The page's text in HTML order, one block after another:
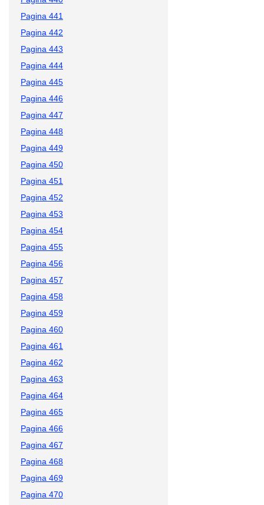
Pagina 441
Pagina 442
Pagina 443
Pagina 444
Pagina 445
Pagina 446
Pagina 447
Pagina 448
Pagina 449
Pagina 450
Pagina 451
Pagina 452
Pagina 453
Pagina 454
Pagina 455
Pagina 456
Pagina 457
Pagina 458
Pagina 459
Pagina 460
Pagina 461
Pagina 462
Pagina 463
Pagina 464
Pagina 465
Pagina 466
Pagina 467
Pagina 468
Pagina 469
Pagina 470